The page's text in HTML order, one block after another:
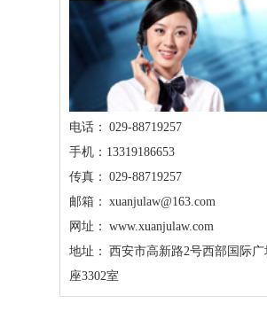
电话： 029-88719257
手机：13319186653
传真： 029-88719257
邮箱： xuanjulaw@163.com
网址： www.xuanjulaw.com
地址： 西安市高新路2号西部国际广
座3302室